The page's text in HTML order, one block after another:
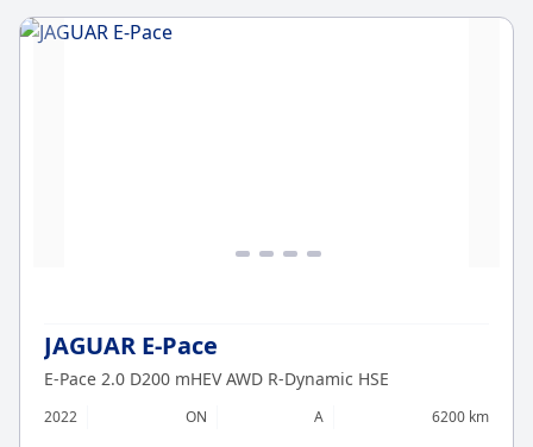
JAGUAR E-Pace
E-Pace 2.0 D200 mHEV AWD R-Dynamic HSE
2022 ON A 6200 km